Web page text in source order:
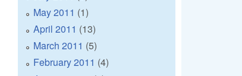
May 2011 (1)
April 2011 (13)
March 2011 (5)
February 2011 (4)